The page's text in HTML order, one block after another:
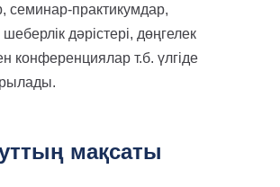
семинар-практикумдар,
дәрістері, дөңгелек
конференциялар т.б. үлгіде
мақсаты